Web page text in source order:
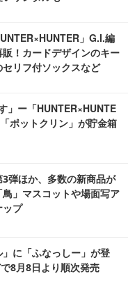
」G.I.編
！カードデザインのキー
リフ付ソックスなど
」ー「HUNTER×HUNTE
ポットクリン」が貯金箱
3弾ほか、多数の新商品が
」マスコットや場面写ア
ップ
」に「ふなっしー」が登
8月8日より順次発売